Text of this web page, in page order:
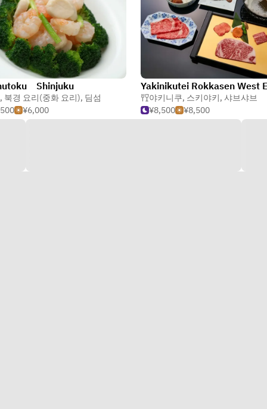
Shinjuku
, 북경 요리(중화 요리), 딤섬
¥6,000
야키니쿠, 스키야키, 샤브샤브
¥8,500
¥8,500